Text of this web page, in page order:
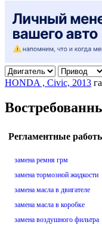
HONDA , Civic, 2013
Регламентные
замена ремня грм
замена тормозной жидкости
замена масла в двигателе
замена масла в коробке
замена воздушного фильтра